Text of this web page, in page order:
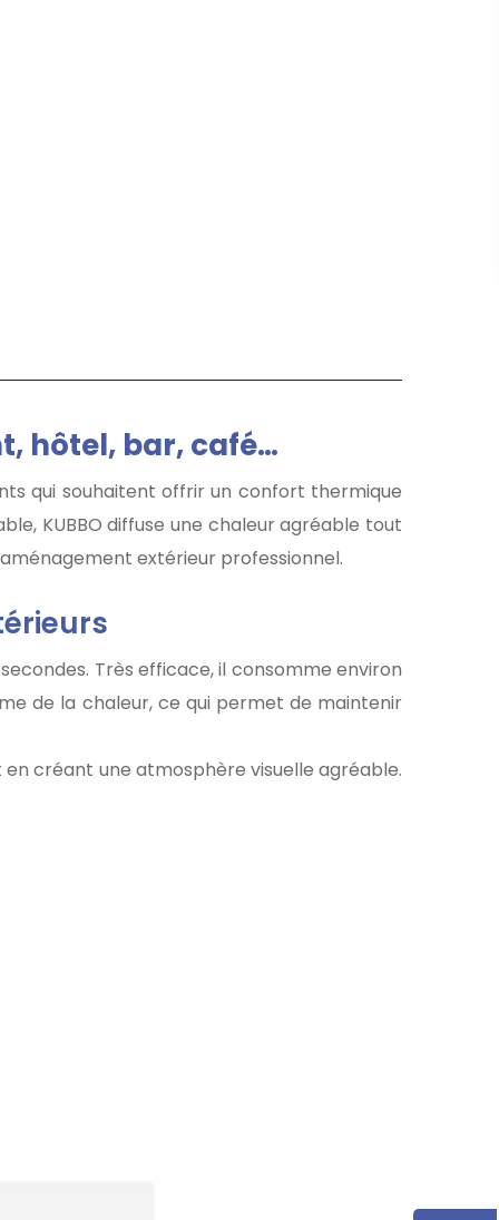
hôtel, bar, café…
qui souhaitent offrir un confort thermique
KUBBO diffuse une chaleur agréable tout
extérieur professionnel.
Très efficace, il consomme environ
de la chaleur, ce qui permet de maintenir
créant une atmosphère visuelle agréable.